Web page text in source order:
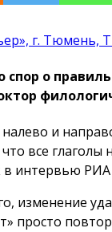
г. Тюмень,
спор о
и
все глаголы
в интервью
изменение
просто